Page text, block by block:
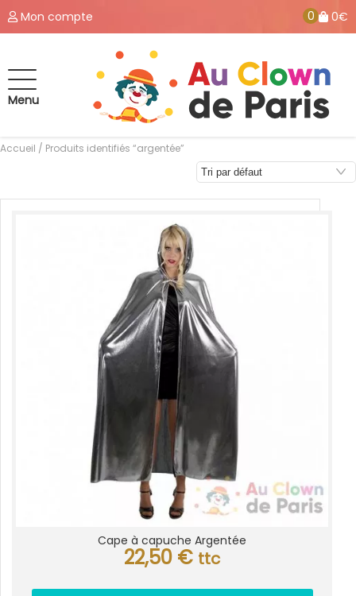
Mon compte 0 0€
Menu
Accueil / Produits identifiés “argentée”
Cape à capuche Argentée
22,50 € ttc